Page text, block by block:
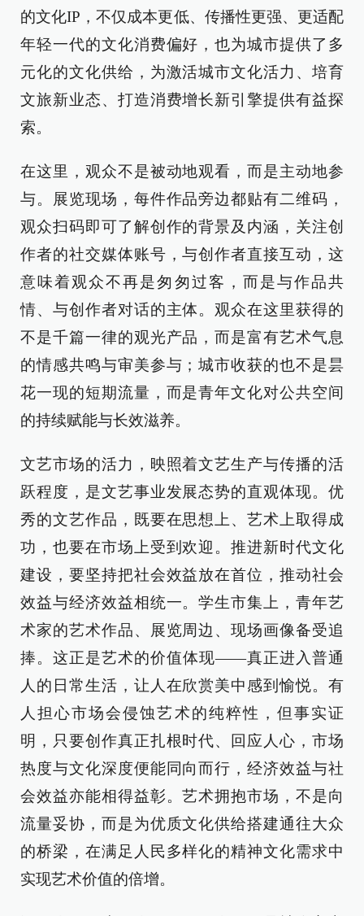
的文化IP，不仅成本更低、传播性更强、更适配
年轻一代的文化消费偏好，也为城市提供了多
元化的文化供给，为激活城市文化活力、培育
文旅新业态、打造消费增长新引擎提供有益探
索。
在这里，观众不是被动地观看，而是主动地参
与。展览现场，每件作品旁边都贴有二维码，
观众扫码即可了解创作的背景及内涵，关注创
作者的社交媒体账号，与创作者直接互动，这
意味着观众不再是匆匆过客，而是与作品共
情、与创作者对话的主体。观众在这里获得的
不是千篇一律的观光产品，而是富有艺术气息
的情感共鸣与审美参与；城市收获的也不是昙
花一现的短期流量，而是青年文化对公共空间
的持续赋能与长效滋养。
文艺市场的活力，映照着文艺生产与传播的活
跃程度，是文艺事业发展态势的直观体现。优
秀的文艺作品，既要在思想上、艺术上取得成
功，也要在市场上受到欢迎。推进新时代文化
建设，要坚持把社会效益放在首位，推动社会
效益与经济效益相统一。学生市集上，青年艺
术家的艺术作品、展览周边、现场画像备受追
捧。这正是艺术的价值体现——真正进入普通
人的日常生活，让人在欣赏美中感到愉悦。有
人担心市场会侵蚀艺术的纯粹性，但事实证
明，只要创作真正扎根时代、回应人心，市场
热度与文化深度便能同向而行，经济效益与社
会效益亦能相得益彰。艺术拥抱市场，不是向
流量妥协，而是为优质文化供给搭建通往大众
的桥梁，在满足人民多样化的精神文化需求中
实现艺术价值的倍增。